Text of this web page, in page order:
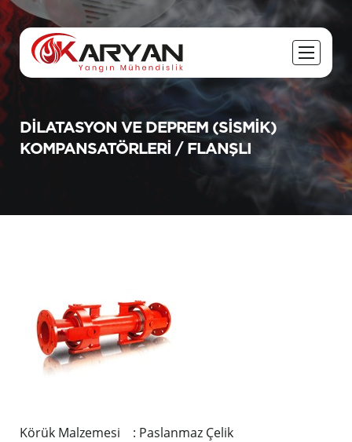
DILATASYON VE DEPREM (SISMIK)
KOMPANSATÖRLERI / FLANŞLI
Körük Malzemesi
: Paslanmaz Çelik